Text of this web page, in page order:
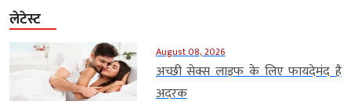
लेटेस्ट
August 08, 2026
अच्छी सेक्स लाइफ के लिए फायदेमंद है
अदरक